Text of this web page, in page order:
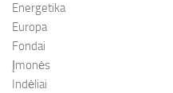
Energetika
Europa
Fondai
Įmonės
Indėliai